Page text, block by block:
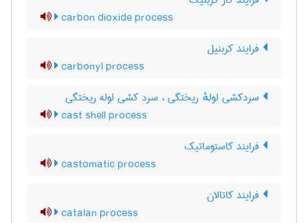
carbon dioxide process
فرایند کربنیل
carbonyl process
سردکشی لولهٔ ریختگی ، سرد کشی لوله ریختگی
cast shell process
فرایند کاستوماتیک
castomatic process
فرایند کاتالان
catalan process